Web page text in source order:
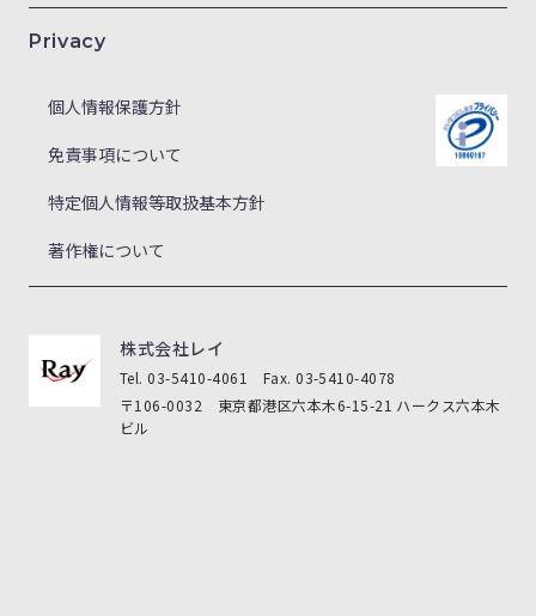
株式会社レイ
Tel. 03-5410-4061 Fax. 03-5410-4078
〒106-0032 東京都港区六本木6-15-21 ハークス六本木
ビル
Privacy
個人情報保護方針
免責事項について
特定個人情報等取扱基本方針
著作権について